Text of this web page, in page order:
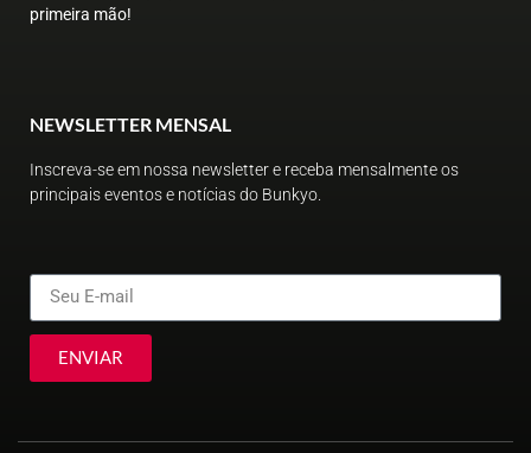
primeira mão!
NEWSLETTER MENSAL
Inscreva-se em nossa newsletter e receba mensalmente os
principais eventos e notícias do Bunkyo.
ENVIAR